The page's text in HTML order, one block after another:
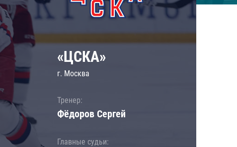
«ЦСКА»
г. Москва
Тренер:
Фёдоров Сергей
Главные судьи: